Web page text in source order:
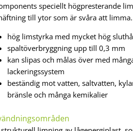
speciellt högpresterande
till ytor som är svåra att limma.
hög limstyrka med mycket hög
spaltöverbryggning upp till 0,3 mm
kan slipas och målas över med
lackeringssystem
beständig mot vatten, saltvatten,
bränsle och många kemikalier